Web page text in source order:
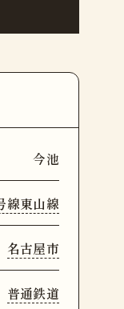
今池
線東山線
名古屋市
普通鉄道